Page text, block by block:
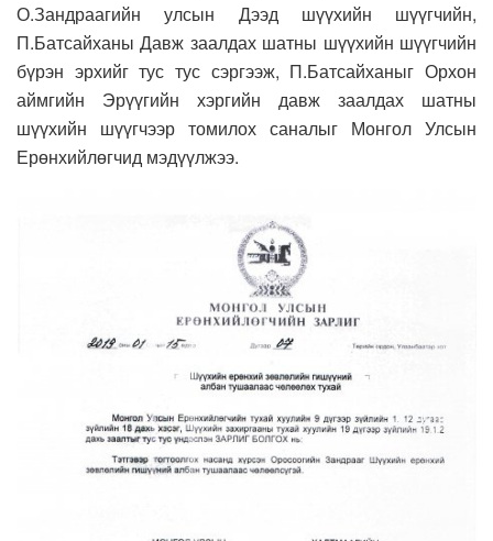
О.Зандраагийн улсын Дээд шүүхийн шүүгчийн,
П.Батсайханы Давж заалдах шатны шүүхийн шүүгчийн
бүрэн эрхийг тус тус сэргээж, П.Батсайханыг Орхон
аймгийн Эрүүгийн хэргийн давж заалдах шатны
шүүхийн шүүгчээр томилох саналыг Монгол Улсын
Ерөнхийлөгчид мэдүүлжээ.